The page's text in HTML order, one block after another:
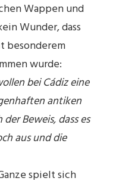
Wappen und
Wunder, dass
besonderem
wurde:
bei Cádiz eine
antiken
Beweis, dass es
aus und die
spielt sich